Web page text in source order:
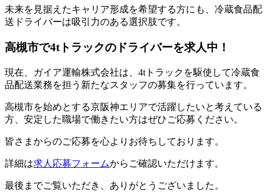
未来を見据えたキャリア形成を希望する方にも、冷蔵食品配
送ドライバーは吸引力のある選択肢です。
高槻市で4tトラックのドライバーを求人中！
現在、ガイア運輸株式会社は、4tトラックを駆使して冷蔵食
品配送業務を担う新たなスタッフの募集を行っています。
高槻市を始めとする京阪神エリアで活躍したいと考えている
方、安定した職場で働きたい方はぜひご応募ください。
皆さまからのご応募を心よりお待ちしております。
詳細は求人応募フォームからご確認いただけます。
最後までご覧いただき、ありがとうございました。